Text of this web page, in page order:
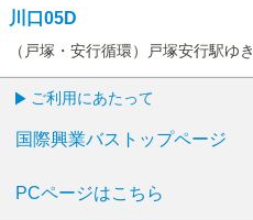
川口05D
（戸塚・安行循環）戸塚安行駅ゆき
ご利用にあたって
国際興業バストップページ
PCページはこちら